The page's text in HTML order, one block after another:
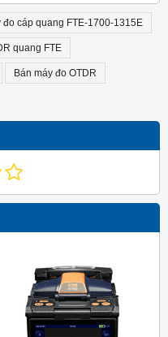
đo cáp quang FTE-1700-1315E
quang FTE
Bán máy đo OTDR